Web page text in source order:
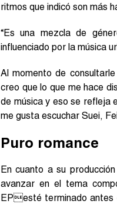
ritmos que indicó son más
“Es una mezcla de
influenciado por la música
Al momento de
creo que lo que me hace
de música y eso se refleja
me gusta escuchar Suei,
Puro romance
En cuanto a su
avanzar en el tema
EPesté terminado antes